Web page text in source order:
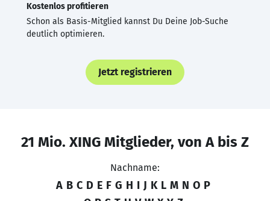
Kostenlos profitieren
Schon als Basis-Mitglied kannst Du Deine Job-Suche
deutlich optimieren.
Jetzt registrieren
21 Mio. XING Mitglieder, von A bis Z
Nachname:
A B C D E F G H I J K L M N O P